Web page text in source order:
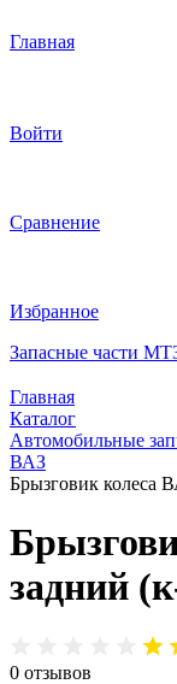
Главная
Войти
Сравнение
Избранное
Запасные части
Главная
Каталог
Автомобильные
ВАЗ
Брызговик колеса
задний
0 отзывов